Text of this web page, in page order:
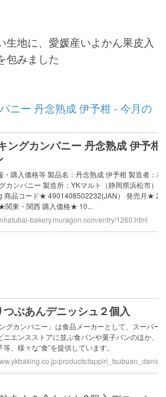
生地に、愛媛産いよかん果皮入
包みました
ニー 丹念熟成 伊予柑 - 今月の